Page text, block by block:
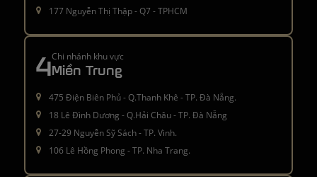
177 Nguyễn Thị Thập - Q7 - TPHCM
4Chi nhánh khu vực
Miền Trung
475 Điện Biên Phủ - Q.Thanh Khê - TP. Đà Nẵng.
18 Lê Đình Dương - Q.Hải Châu - TP. Đà Nẵng
27-29 Nguyễn Sỹ Sách - TP. Vinh.
106 Lê Hồng Phong - TP. Nha Trang.